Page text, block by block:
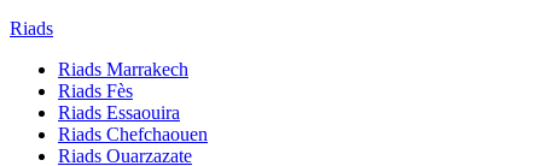
Riads
Riads Marrakech
Riads Fès
Riads Essaouira
Riads Chefchaouen
Riads Ouarzazate